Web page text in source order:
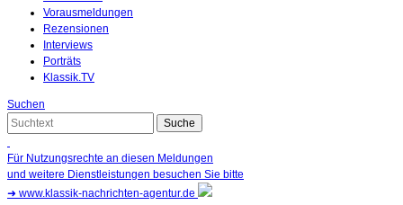
Vorausmeldungen
Rezensionen
Interviews
Porträts
Klassik.TV
Suchen
Für Nutzungsrechte an diesen Meldungen
und weitere Dienstleistungen besuchen Sie bitte
➜ www.klassik-nachrichten-agentur.de